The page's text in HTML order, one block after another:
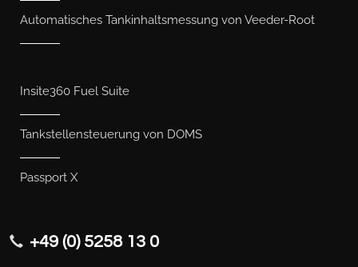
Automatisches Tankinhaltsmessung von Veeder-Root
Insite360 Fuel Suite
Tankstellensteuerung von DOMS
Passport X
+49 (0) 5258 13 0